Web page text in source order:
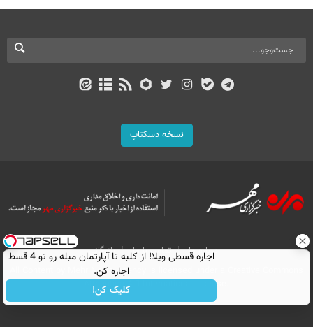
نسخه دسکتاپ
درباره ما تماس با ما
بازرگانی
All Content by Mehr News Agency is licensed under a Creative Commons
Attribution 4.0 International License.
اجاره‌ قسطی ویلا! از کلبه تا آپارتمان مبله رو تو 4 قسط
اجاره کن.
کلیک کن!